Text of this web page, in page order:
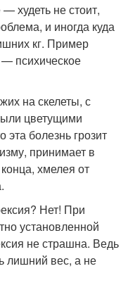
худеть не стоит,
и иногда куда
кг. Пример
психическое
на скелеты, с
цветущими
эта болезнь грозит
принимает в
хмелея от
Нет! При
установленной
не страшна. Ведь
лишний вес, а не